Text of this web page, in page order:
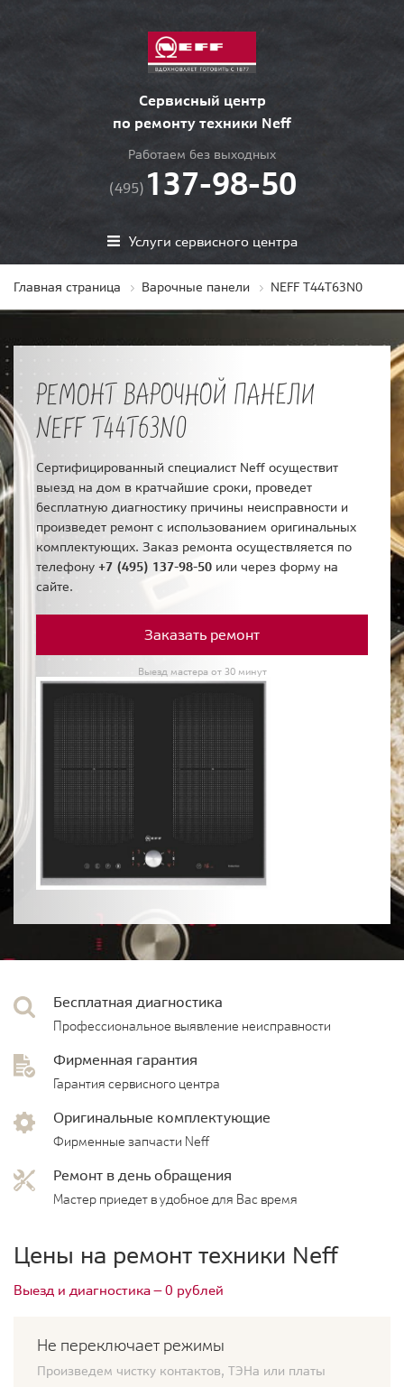
Сервисный центр
по ремонту техники Neff
Работаем без выходных
(495) 137-98-50
Услуги сервисного центра
Главная страница Варочные панели NEFF T44T63N0
РЕМОНТ ВАРОЧНОЙ ПАНЕЛИ
NEFF T44T63N0
Сертифицированный специалист Neff осуществит
выезд на дом в кратчайшие сроки, проведет
бесплатную диагностику причины неисправности и
произведет ремонт с использованием оригинальных
комплектующих. Заказ ремонта осуществляется по
телефону +7 (495) 137-98-50 или через форму на
сайте.
Заказать ремонт
Выезд мастера от 30 минут
Бесплатная диагностика
Профессиональное выявление неисправности
Фирменная гарантия
Гарантия сервисного центра
Оригинальные комплектующие
Фирменные запчасти Neff
Ремонт в день обращения
Мастер приедет в удобное для Вас время
Цены на ремонт техники Neff
Выезд и диагностика — 0 рублей
Не переключает режимы
Произведем чистку контактов, ТЭНа или платы